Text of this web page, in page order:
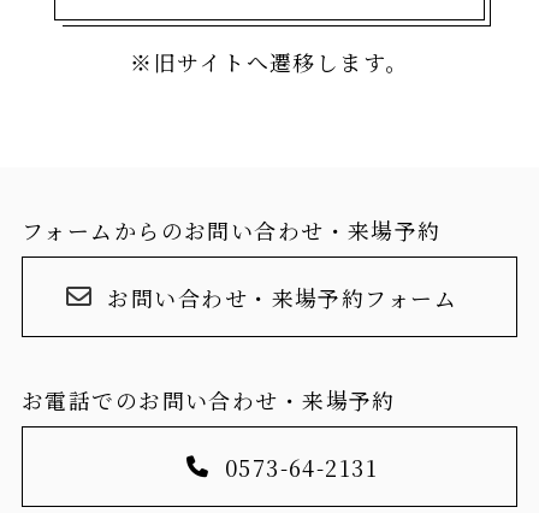
※旧サイトへ遷移します。
フォームからのお問い合わせ・来場予約
お問い合わせ・来場予約フォーム
お電話でのお問い合わせ・来場予約
0573-64-2131